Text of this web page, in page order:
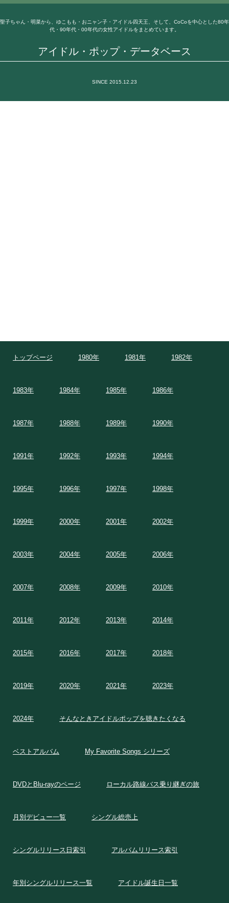
アイドル・ポップ・データベース
聖子ちゃん・明菜から、ゆこもも・おニャン子・アイドル四天王、そして、CoCoを中心とした80年
代・90年代・00年代の女性アイドルをまとめています。
SINCE 2015.12.23
トップページ 1980年 1981年 1982年
1983年 1984年 1985年 1986年
1987年 1988年 1989年 1990年
1991年 1992年 1993年 1994年
1995年 1996年 1997年 1998年
1999年 2000年 2001年 2002年
2003年 2004年 2005年 2006年
2007年 2008年 2009年 2010年
2011年 2012年 2013年 2014年
2015年 2016年 2017年 2018年
2019年 2020年 2021年 2023年
2024年 そんなときアイドルポップを聴きたくなる
ベストアルバム My Favorite Songs シリーズ
DVDとBlu-rayのページ ローカル路線バス乗り継ぎの旅
月別デビュー一覧 シングル総売上
シングルリリース日索引 アルバムリリース索引
年別シングルリリース一覧 アイドル誕生日一覧